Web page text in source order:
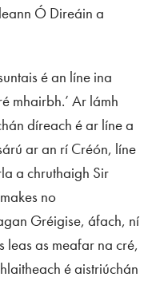
Ó Direáin a
é an líne ina
mhairbh.’ Ar lámh
díreach é ar líne a
ar an rí Créón, líne
a chruthaigh Sir
no
Gréigise, áfach, ní
leas as meafar na cré,
é aistriúchán